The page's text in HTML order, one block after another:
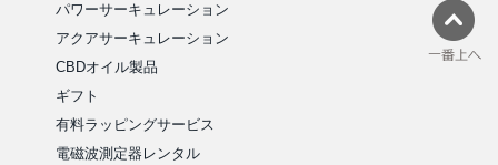
パワーサーキュレーション
アクアサーキュレーション
CBDオイル製品
ギフト
有料ラッピングサービス
電磁波測定器レンタル